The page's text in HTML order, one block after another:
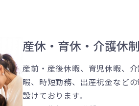
産休・育休・介護休
産前・産後休暇、育児休暇、
暇、時短勤務、出産祝金など
設けております。